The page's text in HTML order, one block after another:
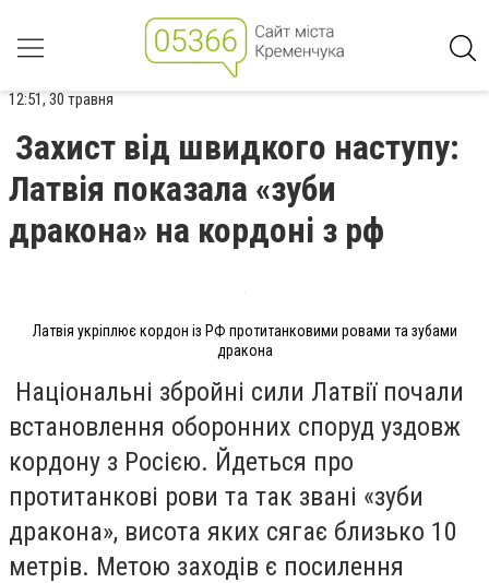
12:51, 30 травня
Захист від швидкого наступу:
Латвія показала «зуби
дракона» на кордоні з рф
Латвія укріплює кордон із РФ протитанковими ровами та зубами
дракона
Національні збройні сили Латвії почали
встановлення оборонних споруд уздовж
кордону з Росією. Йдеться про
протитанкові рови та так звані «зуби
дракона», висота яких сягає близько 10
метрів. Метою заходів є посилення